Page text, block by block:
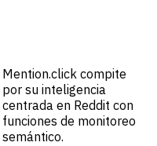
Mention.click compite
por su inteligencia
centrada en Reddit con
funciones de monitoreo
semántico.